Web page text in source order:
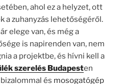
ahol ez a helyzet, ott
a zuhanyzás lehetőségéről.
elege van, és még a
is napirenden van, nem
a projektbe, és hívni kell a
szerelés Budapesten
és mosogatógép